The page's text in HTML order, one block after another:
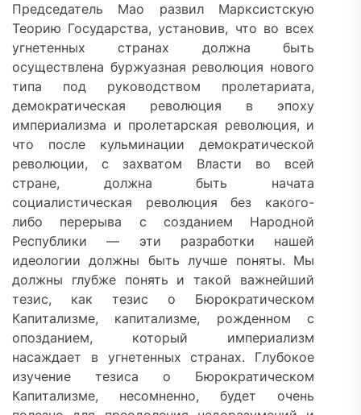
Председатель Мао развил Марксистскую
Теорию Государства, установив, что во всех
угнетенных странах должна быть
осуществлена буржуазная революция нового
типа под руководством пролетариата,
демократическая революция в эпоху
империализма и пролетарская революция, и
что после кульминации демократической
революции, с захватом Власти во всей
стране, должна быть начата
социалистическая революция без какого-
либо перерыва с созданием Народной
Республики — эти разработки нашей
идеологии должны быть лучше поняты. Мы
должны глубже понять и такой важнейший
тезис, как тезис о Бюрократическом
Капитализме, капитализме, рожденном с
опозданием, который империализм
насаждает в угнетенных странах. Глубокое
изучение тезиса о Бюрократическом
Капитализме, несомненно, будет очень